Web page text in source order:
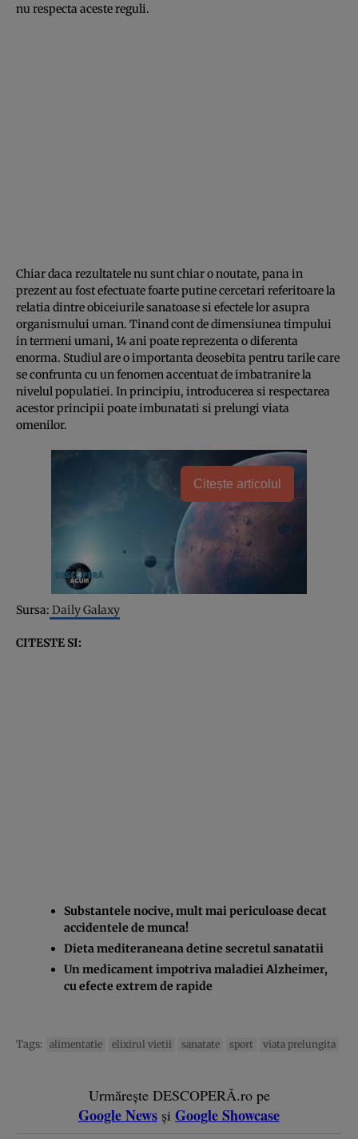
nu respecta aceste reguli.
Chiar daca rezultatele nu sunt chiar o noutate, pana in
prezent au fost efectuate foarte putine cercetari referitoare la
relatia dintre obiceiurile sanatoase si efectele lor asupra
organismului uman. Tinand cont de dimensiunea timpului
in termeni umani, 14 ani poate reprezenta o diferenta
enorma. Studiul are o importanta deosebita pentru tarile care
se confrunta cu un fenomen accentuat de imbatranire la
nivelul populatiei. In principiu, introducerea si respectarea
acestor principii poate imbunatati si prelungi viata
omenilor.
Citește articolul
Sursa: Daily Galaxy
CITESTE SI:
Substantele nocive, mult mai periculoase decat
accidentele de munca!
Dieta mediteraneana detine secretul sanatatii
Un medicament impotriva maladiei Alzheimer,
cu efecte extrem de rapide
Tags: alimentatie elixirul vietii sanatate sport viata prelungita
Urmărește DESCOPERĂ.ro pe
Google News și Google Showcase